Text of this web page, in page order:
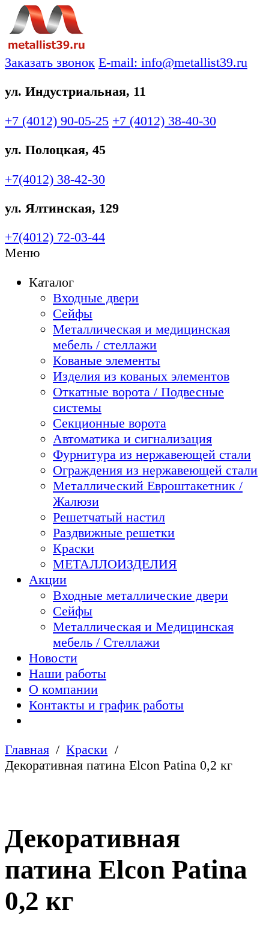
Заказать звонок E-mail: info@metallist39.ru
ул. Индустриальная, 11
+7 (4012) 90-05-25 +7 (4012) 38-40-30
ул. Полоцкая, 45
+7(4012) 38-42-30
ул. Ялтинская, 129
+7(4012) 72-03-44
Меню
Каталог
Входные двери
Сейфы
Металлическая и медицинская
мебель / стеллажи
Кованые элементы
Изделия из кованых элементов
Откатные ворота / Подвесные
системы
Секционные ворота
Автоматика и сигнализация
Фурнитура из нержавеющей стали
Ограждения из нержавеющей стали
Металлический Евроштакетник /
Жалюзи
Решетчатый настил
Раздвижные решетки
Краски
МЕТАЛЛОИЗДЕЛИЯ
Акции
Входные металлические двери
Сейфы
Металлическая и Медицинская
мебель / Стеллажи
Новости
Наши работы
О компании
Контакты и график работы
Главная
Краски
Декоративная патина Elcon Patina 0,2 кг
Декоративная
патина Elcon Patina
0,2 кг